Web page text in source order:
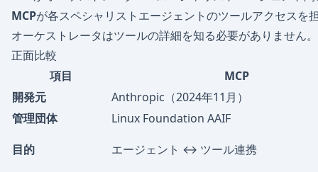
MCPが各スペシャリストエージェントのツールアクセス
オーケストレータはツールの詳細を知る必要がありません
正面比較
項目
MCP
開発元
Anthropic（2024年11月）
管理団体
Linux Foundation AAIF
目的
エージェント ↔ ツール連携